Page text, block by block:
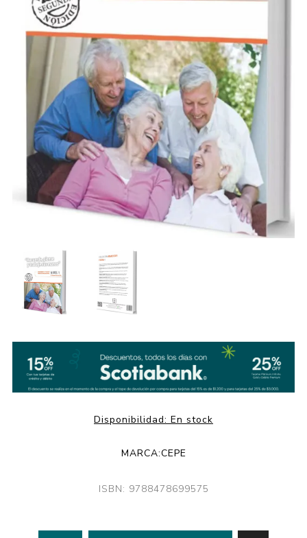
Disponibilidad: En stock
MARCA:CEPE
ISBN: 9788478699575